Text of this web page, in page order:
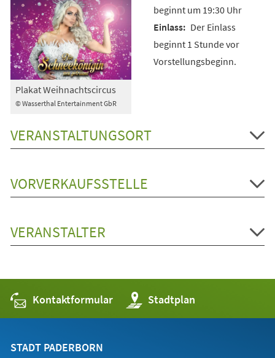
© Wasserthal Entertainment GbR
Plakat Weihnachtscircus
beginnt um 19:30 Uhr
Der Einlass
beginnt 1 Stunde vor
Vorstellungsbeginn.
VERANSTALTUNGSORT
VORVERKAUFSSTELLE
VERANSTALTER
Kontaktformular Stadtplan
(Öffnet
in
einem
STADT PADERBORN